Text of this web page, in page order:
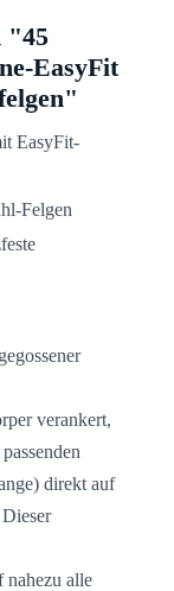
"45
EasyFit
EasyFit-
Felgen
verankert,
direkt auf
nahezu alle